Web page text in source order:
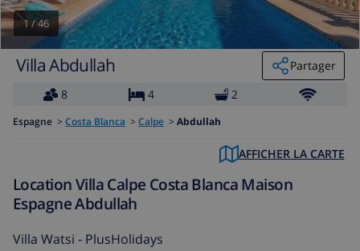
1/46
Villa Abdullah
Partager
8
4 2
Espagne > Costa Blanca > Calpe > Abdullah
AFFICHER LA CARTE
Location Villa Calpe Costa Blanca Maison
Espagne Abdullah
Villa Watsi - PlusHolidays